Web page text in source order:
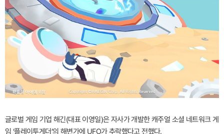
글로벌 게임 기업 해긴(대표 이영일)은 자사가 개발한 캐주얼 소셜 네트워크 게
임 ‘플레이투게더’의 해변가에 UFO가 추락했다고 전했다.